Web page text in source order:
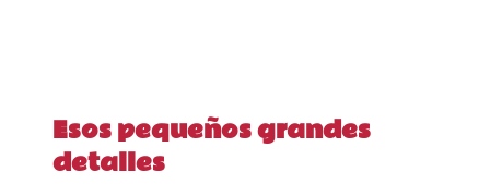
Esos pequeños grandes
detalles